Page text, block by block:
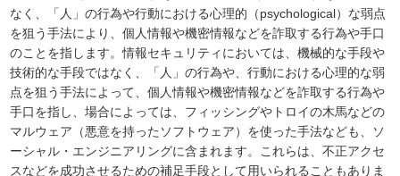
なく、「人」の行為や行動における心理的（psychological）な弱点
を狙う手法により、個人情報や機密情報などを詐取する行為や手口
のことを指します。情報セキュリティにおいては、機械的な手段や
技術的な手段ではなく、「人」の行為や、行動における心理的な弱
点を狙う手法によって、個人情報や機密情報などを詐取する行為や
手口を指し、場合によっては、フィッシングやトロイの木馬などの
マルウェア（悪意を持ったソフトウェア）を使った手法なども、ソ
ーシャル・エンジニアリングに含まれます。これらは、不正アクセ
スなどを成功させるための補足手段として用いられることもありま